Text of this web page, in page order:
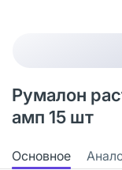
Румалон
амп 15 шт
Основное